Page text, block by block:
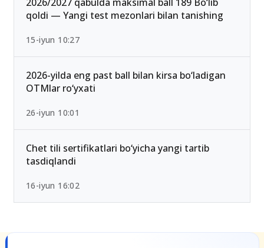
25-iyul 16:55
2026/2027 qabulda maksimal ball 189 Bo‘lib
qoldi — Yangi test mezonlari bilan tanishing
15-iyun 10:27
2026-yilda eng past ball bilan kirsa bo‘ladigan
OTMlar ro‘yxati
26-iyun 10:01
Chet tili sertifikatlari bo‘yicha yangi tartib
tasdiqlandi